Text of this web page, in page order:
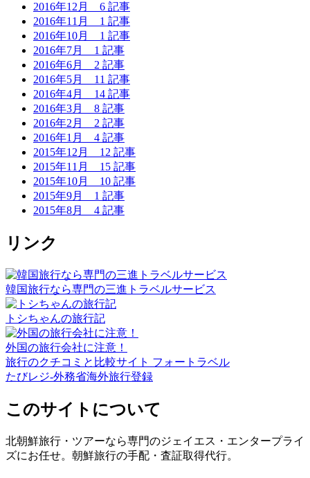
2016年12月 6 記事
2016年11月 1 記事
2016年10月 1 記事
2016年7月 1 記事
2016年6月 2 記事
2016年5月 11 記事
2016年4月 14 記事
2016年3月 8 記事
2016年2月 2 記事
2016年1月 4 記事
2015年12月 12 記事
2015年11月 15 記事
2015年10月 10 記事
2015年9月 1 記事
2015年8月 4 記事
リンク
韓国旅行なら専門の三進トラベルサービス
トシちゃんの旅行記
外国の旅行会社に注意！
旅行のクチコミと比較サイト フォートラベル
たびレジ-外務省海外旅行登録
このサイトについて
北朝鮮旅行・ツアーなら専門のジェイエス・エンタープライ
ズにお任せ。朝鮮旅行の手配・査証取得代行。